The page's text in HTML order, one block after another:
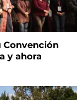
Convención
y ahora